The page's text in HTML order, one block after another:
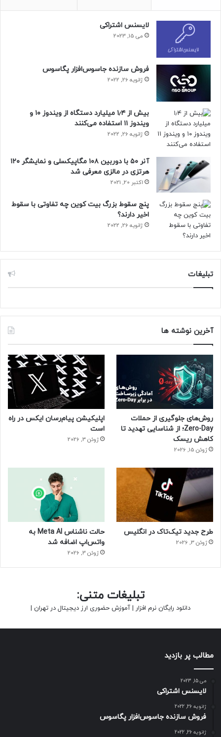
لایسنس اشتراکی
می 15, 2023
فروش سازنده جاسوس‌افزار پگاسوس
ژانویه 26, 2022
بیش از ۱٫۴ میلیارد دستگاه از ویندوز ۱۰ و
ویندوز ۱۱ استفاده می‌کنند
ژانویه 26, 2022
آنر ۵۰ با دوربین ۱۰۸ مگاپیکسلی و نمایشگر ۱۲۰
هرتزی در مالزی معرفی شد
اکتبر 20, 2021
پنج سقوط بزرگ بیت کوین چه تفاوتی با سقوط
اخیر دارند؟
ژانویه 26, 2022
تبلیغات
آخرین نوشته ها
روش‌های جلوگیری از حملات
Zero-Day؛ از شناسایی تهدید تا
کاهش ریسک
ژوئن 15, 2026
اپلیکیشن پیام‌رسان ایکس در راه
است
ژوئن 3, 2026
طرح جدید تیک‌تاک در انگلیس
ژوئن 3, 2026
حالت ناشناس Meta AI به
واتس‌اپ اضافه شد
ژوئن 3, 2026
تبلیغات متنی:
دانلود رایگان نرم افزار | آموزش حضوری ارز دیجیتال در تهران |
مطالب پر بازدید
می 15, 2023
لایسنس اشتراکی
ژانویه 26, 2022
فروش سازنده جاسوس‌افزار پگاسوس
ژانویه 26, 2022